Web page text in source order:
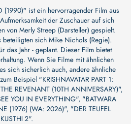
(1990)" ist ein hervorragender Film aus
der Zuschauer auf sich
von Merly Streep (Darsteller) gespielt.
beteiligten sich Mike Nichols (Regie).
das Jahr - geplant. Dieser Film bietet
Wenn Sie Filme mit ähnlichen
sich sicherlich auch, andere ähnliche
Beispiel "KRISHNAVATAR PART 1:
REVENANT (10TH ANNIVERSARY)",
YOU IN EVERYTHING", "BATWARA
(1976) (WA: 2026)", "DER TEUFEL
2".